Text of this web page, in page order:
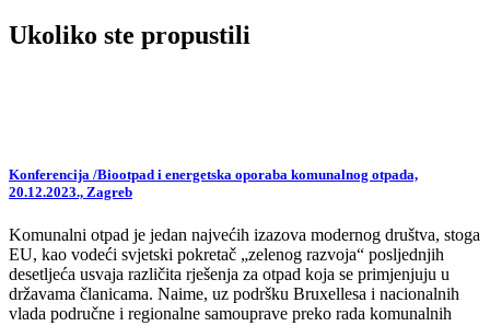
Ukoliko ste propustili
Konferencija /Biootpad i energetska oporaba komunalnog otpada,
20.12.2023., Zagreb
Komunalni otpad je jedan najvećih izazova modernog društva, stoga
EU, kao vodeći svjetski pokretač „zelenog razvoja“ posljednjih
desetljeća usvaja različita rješenja za otpad koja se primjenjuju u
državama članicama. Naime, uz podršku Bruxellesa i nacionalnih
vlada područne i regionalne samouprave preko rada komunalnih